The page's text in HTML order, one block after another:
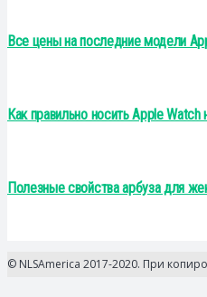
Все цены на последние модели
Как правильно носить Apple
Полезные свойства арбуза для
© NLSAmerica 2017-2020. При